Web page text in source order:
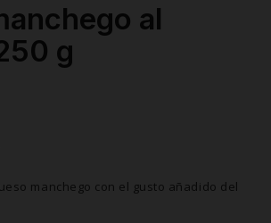
al
g
manchego con el gusto añadido del